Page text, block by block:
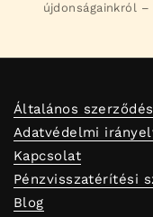
újdonságainkról
Általános
Adatvédelmi
Kapcsolat
Pénzvisszatérítési
Blog